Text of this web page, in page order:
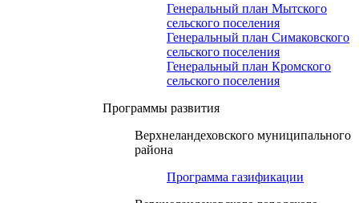
Генеральный план Мытского
сельского поселения
Генеральный план Симаковского
сельского поселения
Генеральный план Кромского
сельского поселения
Программы развития
Верхнеландеховского муниципального
района
Программа газификации